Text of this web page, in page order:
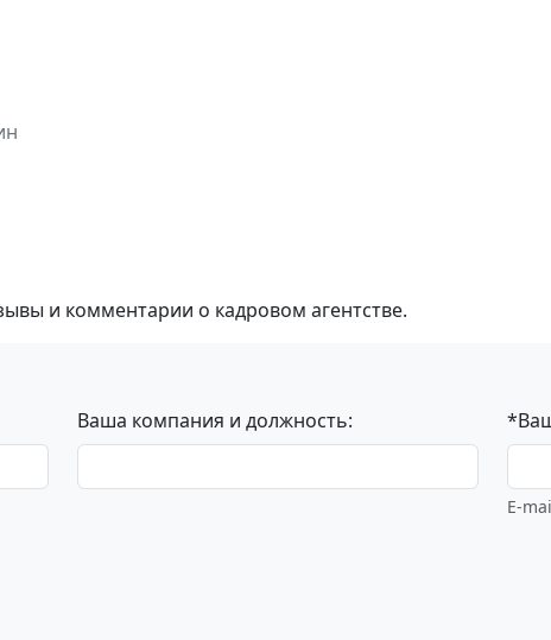
и комментарии о кадровом агентстве.
Ваша компания и должность:
E-